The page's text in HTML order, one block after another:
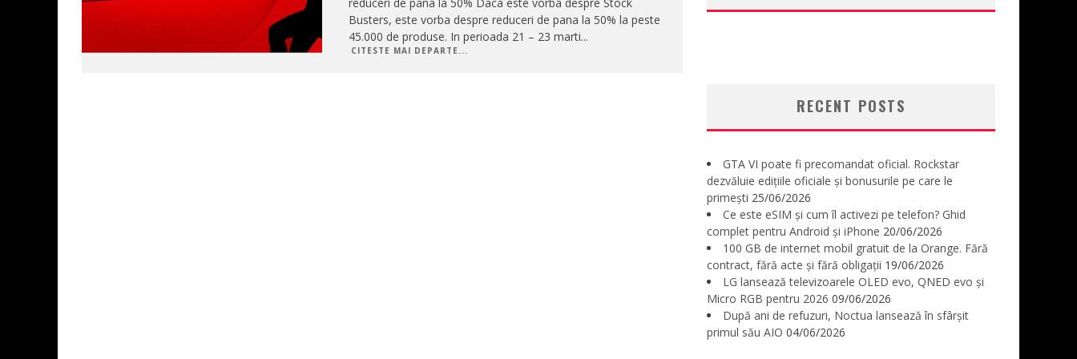
Busters, este vorba despre reduceri de pana la 50% la peste
45.000 de produse. In perioada 21 – 23 marti...
CITESTE MAI DEPARTE...
RECENT POSTS
GTA VI poate fi precomandat oficial. Rockstar
dezvăluie edițiile oficiale și bonusurile pe care le
primești 25/06/2026
Ce este eSIM și cum îl activezi pe telefon? Ghid
complet pentru Android și iPhone 20/06/2026
100 GB de internet mobil gratuit de la Orange. Fără
contract, fără acte și fără obligații 19/06/2026
LG lansează televizoarele OLED evo, QNED evo și
Micro RGB pentru 2026 09/06/2026
După ani de refuzuri, Noctua lansează în sfârșit
primul său AIO 04/06/2026